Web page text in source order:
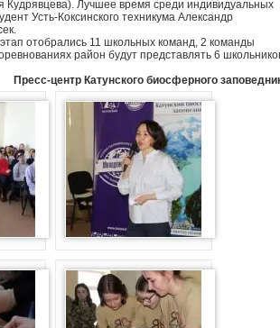
Кудрявцева). Лучшее время среди индивидуальных
Усть-Коксинского техникума Александр
отобрались 11 школьных команд, 2 команды
район будут представлять 6
Пресс-центр Катунского биосферного